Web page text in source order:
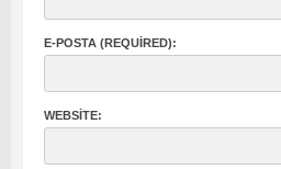
E-POSTA (REQUIRED):
WEBSITE: